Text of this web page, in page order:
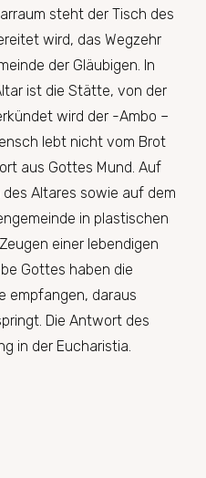
steht der Tisch des
wird, das Wegzehr
der Gläubigen. In
ist die Stätte, von der
wird der -Ambo –
lebt nicht vom Brot
aus Gottes Mund. Auf
Altares sowie auf dem
in plastischen
einer lebendigen
Gottes haben die
empfangen, daraus
Die Antwort des
in der Eucharistia.